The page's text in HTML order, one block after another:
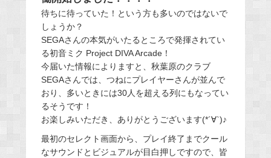
待ちに待っていた！という方も多いのではないで
しょうか？
SEGAさんの本気がいたるところで発揮されてい
る初音ミク Project DIVA Arcade！
今届いた情報によりますと、秋葉原のクラブ
SEGAさんでは、つねにプレイヤーさんが並んで
おり、多いときには30人を超える列にもなってい
るそうです！
お楽しみいただき、ありがとうございます(*´∀`)♪
最初のセレクト画面から、プレイ終了までクール
なサウンドとビジュアルが目白押しですので、皆